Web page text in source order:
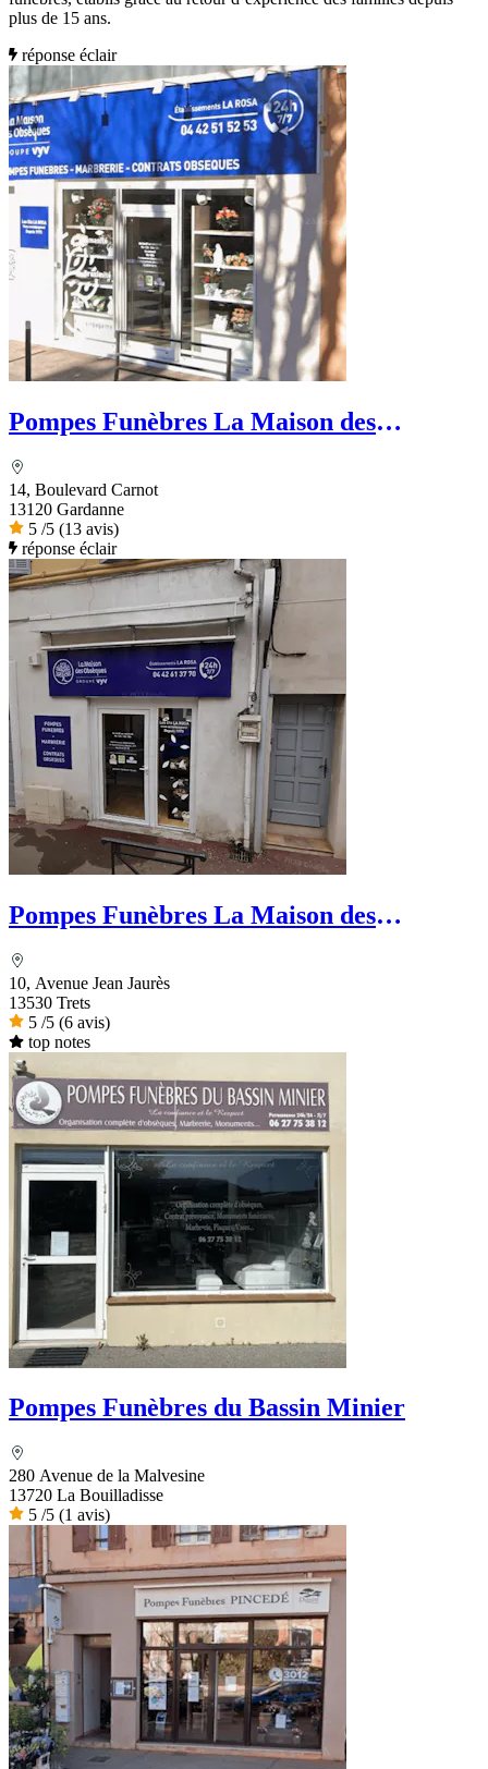
plus de 15 ans.
réponse éclair
Pompes Funèbres La Maison des
14, Boulevard Carnot
13120 Gardanne
5 /5 (13 avis)
réponse éclair
Pompes Funèbres La Maison des
10, Avenue Jean Jaurès
13530 Trets
5 /5 (6 avis)
top notes
Pompes Funèbres du Bassin Minier
280 Avenue de la Malvesine
13720 La Bouilladisse
5 /5 (1 avis)